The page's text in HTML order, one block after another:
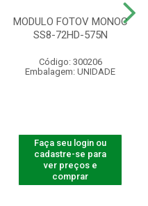
MODULO FOTOV MONOC
SS8-72HD-575N
Código: 300206
Embalagem: UNIDADE
Faça seu login ou
cadastre-se para
ver preços e
comprar